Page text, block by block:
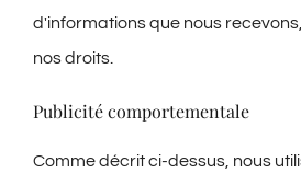
d'informations que nous
nos droits.
Publicité comportementale
Comme décrit ci-dessus, nous